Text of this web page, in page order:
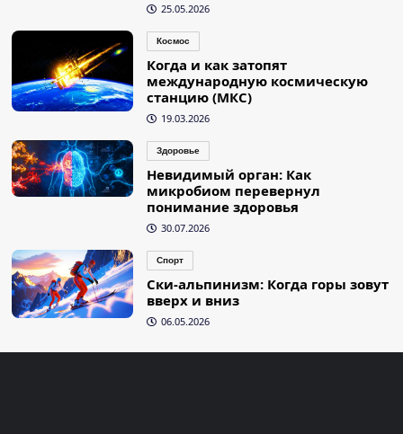
25.05.2026
Космос
Когда и как затопят
международную космическую
станцию (МКС)
19.03.2026
Здоровье
Невидимый орган: Как
микробиом перевернул
понимание здоровья
30.07.2026
Спорт
Ски-альпинизм: Когда горы зовут
вверх и вниз
06.05.2026